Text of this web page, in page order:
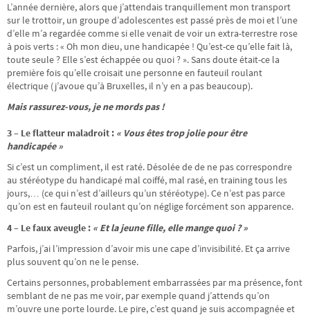
L’année dernière, alors que j’attendais tranquillement mon transport
sur le trottoir, un groupe d’adolescentes est passé près de moi et l’une
d’elle m’a regardée comme si elle venait de voir un extra-terrestre rose
à pois verts : « Oh mon dieu, une handicapée ! Qu’est-ce qu’elle fait là,
toute seule ? Elle s’est échappée ou quoi ? ». Sans doute était-ce la
première fois qu’elle croisait une personne en fauteuil roulant
électrique (j’avoue qu’à Bruxelles, il n’y en a pas beaucoup).
Mais rassurez-vous, je ne mords pas !
3 – Le flatteur maladroit : « Vous êtes trop jolie pour être
handicapée »
Si c’est un compliment, il est raté. Désolée de de ne pas correspondre
au stéréotype du handicapé mal coiffé, mal rasé, en training tous les
jours,… (ce qui n’est d’ailleurs qu’un stéréotype). Ce n’est pas parce
qu’on est en fauteuil roulant qu’on néglige forcément son apparence.
4 – Le faux aveugle : « Et la jeune fille, elle mange quoi ? »
Parfois, j’ai l’impression d’avoir mis une cape d’invisibilité. Et ça arrive
plus souvent qu’on ne le pense.
Certains personnes, probablement embarrassées par ma présence, font
semblant de ne pas me voir, par exemple quand j’attends qu’on
m’ouvre une porte lourde. Le pire, c’est quand je suis accompagnée et